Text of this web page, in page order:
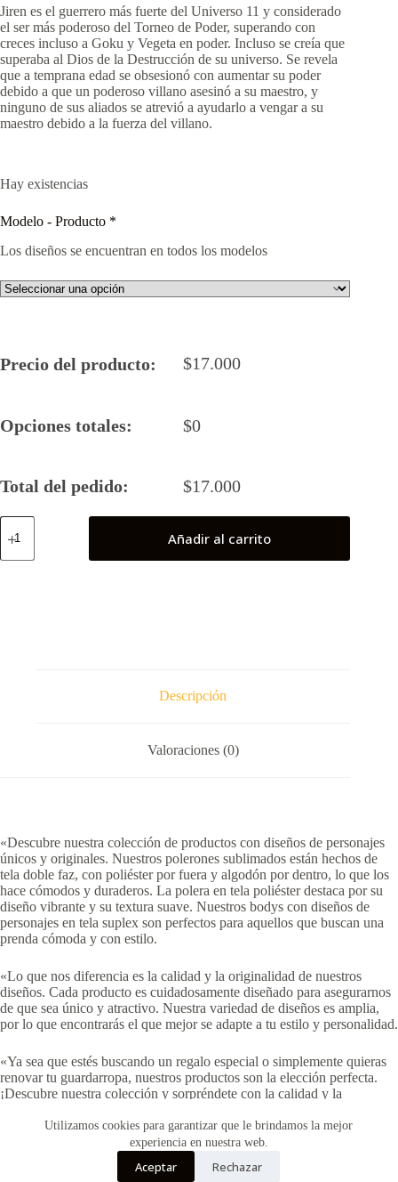
Utilizamos cookies para garantizar que le brindamos la mejor
experiencia en nuestra web.
Aceptar Rechazar
Jiren es el guerrero más fuerte del Universo 11 y considerado
el ser más poderoso del Torneo de Poder, superando con
creces incluso a Goku y Vegeta en poder. Incluso se creía que
superaba al Dios de la Destrucción de su universo. Se revela
que a temprana edad se obsesionó con aumentar su poder
debido a que un poderoso villano asesinó a su maestro, y
ninguno de sus aliados se atrevió a ayudarlo a vengar a su
maestro debido a la fuerza del villano.
Hay existencias
Modelo - Producto *
Los diseños se encuentran en todos los modelos
Precio del producto: $17.000
Opciones totales: $0
Total del pedido: $17.000
Jiren
cantidad
Añadir al carrito
Descripción
Valoraciones (0)
«Descubre nuestra colección de productos con diseños de personajes
únicos y originales. Nuestros polerones sublimados están hechos de
tela doble faz, con poliéster por fuera y algodón por dentro, lo que los
hace cómodos y duraderos. La polera en tela poliéster destaca por su
diseño vibrante y su textura suave. Nuestros bodys con diseños de
personajes en tela suplex son perfectos para aquellos que buscan una
prenda cómoda y con estilo.
«Lo que nos diferencia es la calidad y la originalidad de nuestros
diseños. Cada producto es cuidadosamente diseñado para asegurarnos
de que sea único y atractivo. Nuestra variedad de diseños es amplia,
por lo que encontrarás el que mejor se adapte a tu estilo y personalidad.
«Ya sea que estés buscando un regalo especial o simplemente quieras
renovar tu guardarropa, nuestros productos son la elección perfecta.
¡Descubre nuestra colección y sorpréndete con la calidad y la